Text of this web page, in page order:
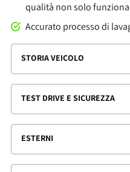
qualità non solo
Accurato processo di
STORIA VEICOLO
TEST DRIVE E SICUREZZA
ESTERNI